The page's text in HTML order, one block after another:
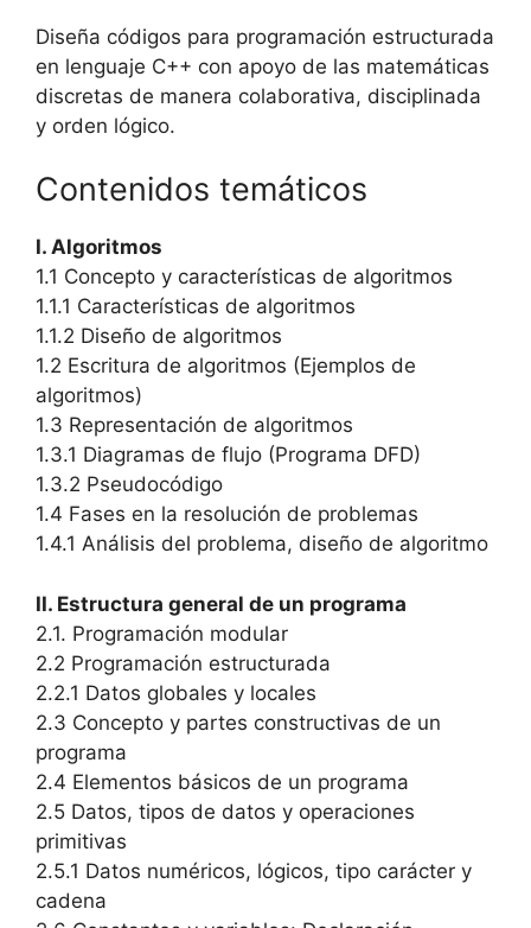
Diseña códigos para programación estructurada
en lenguaje C++ con apoyo de las matemáticas
discretas de manera colaborativa, disciplinada
y orden lógico.
Contenidos temáticos
I. Algoritmos
1.1 Concepto y características de algoritmos
1.1.1 Características de algoritmos
1.1.2 Diseño de algoritmos
1.2 Escritura de algoritmos (Ejemplos de
algoritmos)
1.3 Representación de algoritmos
1.3.1 Diagramas de flujo (Programa DFD)
1.3.2 Pseudocódigo
1.4 Fases en la resolución de problemas
1.4.1 Análisis del problema, diseño de algoritmo
II. Estructura general de un programa
2.1. Programación modular
2.2 Programación estructurada
2.2.1 Datos globales y locales
2.3 Concepto y partes constructivas de un
programa
2.4 Elementos básicos de un programa
2.5 Datos, tipos de datos y operaciones
primitivas
2.5.1 Datos numéricos, lógicos, tipo carácter y
cadena